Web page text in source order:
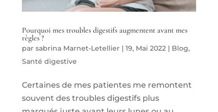
Pourquoi mes troubles digestifs augmentent avant mes
règles ?
par sabrina Marnet-Letellier| 19, Mai 2022| Blog,
Santé digestive
Certaines de mes patientes me remontent
souvent des troubles digestifs plus